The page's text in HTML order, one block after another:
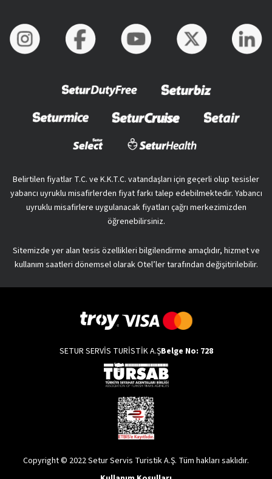
Belirtilen fiyatlar T.C. ve K.K.T.C. vatandaşları için geçerli olup tesisler
yabancı uyruklu misafirlerden fiyat farkı talep edebilmektedir. Yabancı
uyruklu misafirlere uygulanacak fiyatları çağrı merkezimizden
öğrenebilirsiniz.
Sitemizde yer alan tesis özellikleri bilgilendirme amaçlıdır, hizmet ve
kullanım saatleri dönemsel olarak Otel’ler tarafından değişitirilebilir.
SETUR SERVİS TURİSTİK A.ŞBelge No: 728
Copyright © 2022 Setur Servis Turistik A.Ş. Tüm hakları saklıdır.